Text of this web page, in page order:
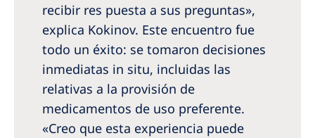
recibir res­ puesta a sus preguntas»,
explica Kokinov. Este encuentro fue
todo un éxito: se tomaron decisiones
inmediatas in situ, incluidas las
relativas a la provisión de
medicamentos de uso preferente.
«Creo que esta experiencia puede